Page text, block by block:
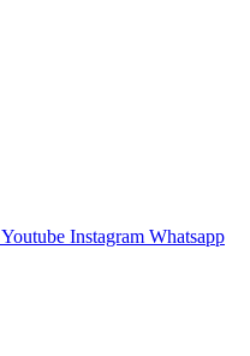
Youtube Instagram Whatsapp